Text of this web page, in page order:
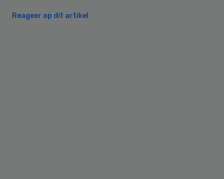
Reageer op dit artikel